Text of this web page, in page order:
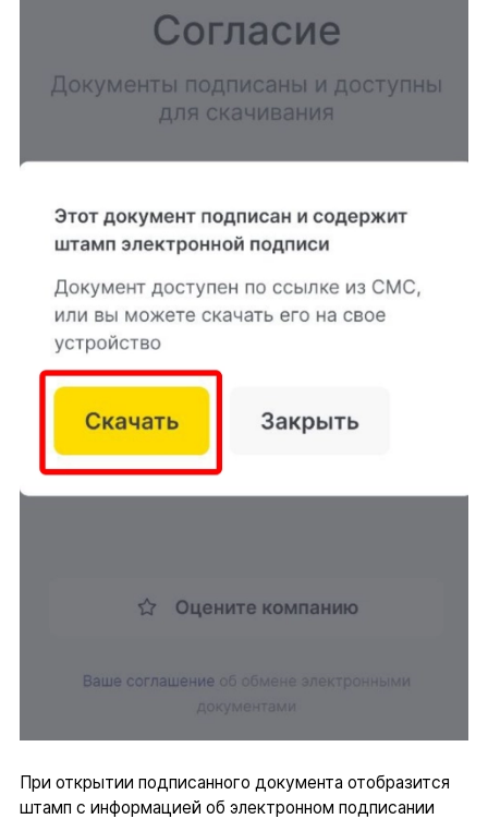
При открытии подписанного документа отобразится
штамп с информацией об электронном подписании